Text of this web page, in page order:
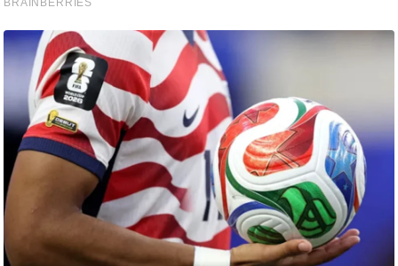
फ
म
नो
ज
न
ज
ली